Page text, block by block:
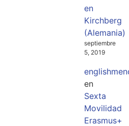
en
Kirchberg
(Alemania)
septiembre
5, 2019
en
Sexta
Movilidad
Erasmus+